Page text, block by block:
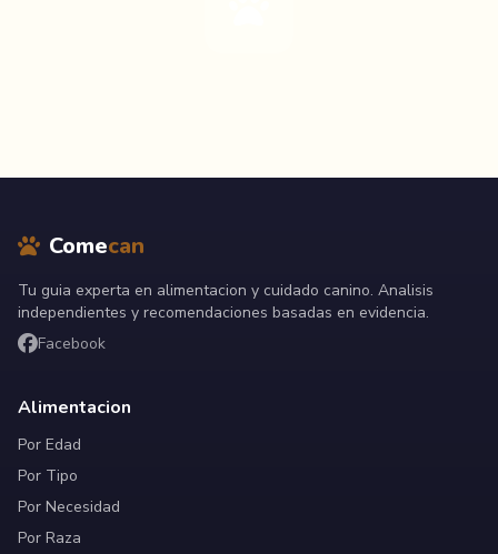
Comecan
Tu guia experta en alimentacion y cuidado canino. Analisis
independientes y recomendaciones basadas en evidencia.
Facebook
Alimentacion
Por Edad
Por Tipo
Por Necesidad
Por Raza